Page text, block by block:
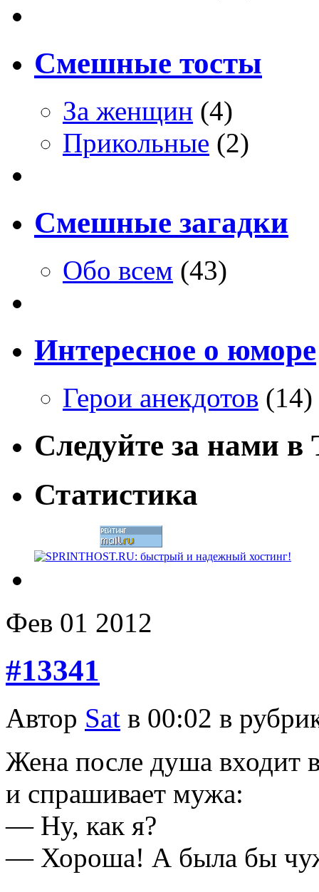
Смешные тосты
За женщин (4)
Прикольные (2)
Смешные загадки
Обо всем (43)
Интересное о юморе
Герои анекдотов (14)
Следуйте за нами
Статистика
Фев 01 2012
#13341
Автор Sat в 00:02 в
Жена после душа входит
и спрашивает мужа:
— Hу, как я?
— Хороша! А была бы